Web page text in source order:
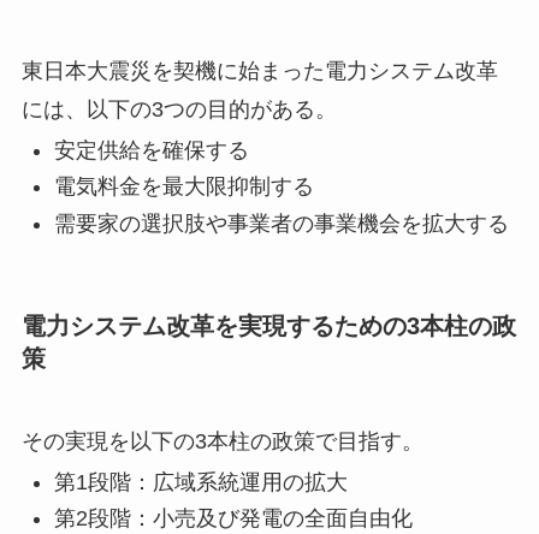
東日本大震災を契機に始まった電力システム改革
には、以下の3つの目的がある。
安定供給を確保する
電気料金を最大限抑制する
需要家の選択肢や事業者の事業機会を拡大する
電力システム改革を実現するための3本柱の政
策
その実現を以下の3本柱の政策で目指す。
第1段階：広域系統運用の拡大
第2段階：小売及び発電の全面自由化